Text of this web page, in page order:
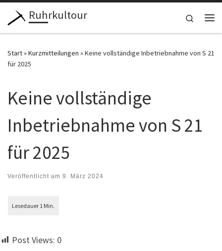
Zum Inhalt springen
Ruhrkultour
Search
Start»Kurzmitteilungen »Keine vollständige Inbetriebnahme von S 21
für 2025
Keine vollständige
Inbetriebnahme von S 21
für 2025
Veröffentlicht am 9. März 2024
Post Views: 0